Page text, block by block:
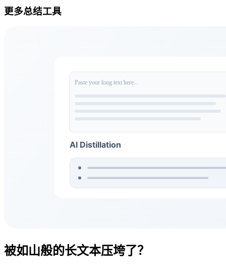
更多总结工具
被如山般的长文本压垮了？